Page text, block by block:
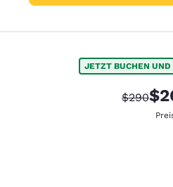
JETZT BUCHEN UND
$290